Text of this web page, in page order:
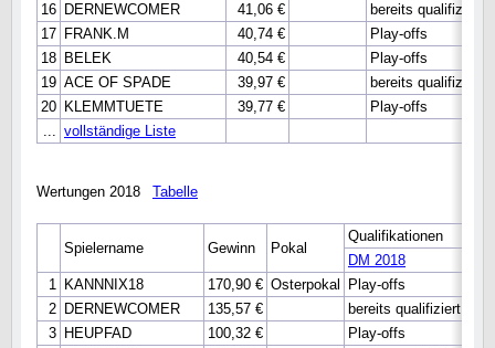
16 DERNEWCOMER 41,06 €
bereits qualifiziert
17 FRANK.M 40,74 €
Play-offs
18 BELEK 40,54 €
Play-offs
19 ACE OF SPADE 39,97 €
bereits qualifiziert
20 KLEMMTUETE 39,77 €
Play-offs
... vollständige Liste
Wertungen 2018 Tabelle
Spielername Gewinn Pokal
Qualifikationen
DM 2018
1 KANNNIX18 170,90 € Osterpokal Play-offs
2 DERNEWCOMER 135,57 € bereits qualifiziert
3 HEUPFAD 100,32 € Play-offs